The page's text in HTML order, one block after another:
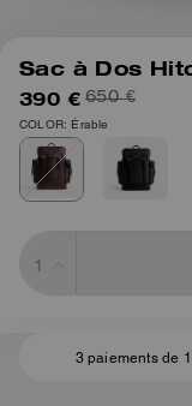
Sac à Dos
390 € 650 €
COLOR: Érable
3 paiements de